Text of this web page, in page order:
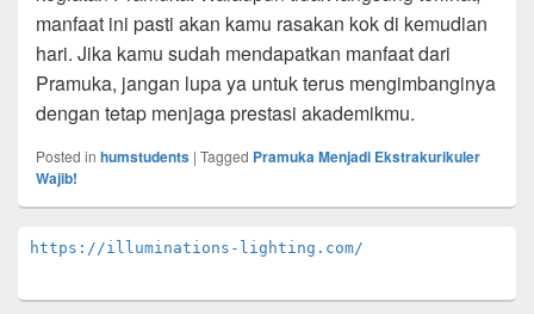
manfaat ini pasti akan kamu rasakan kok di kemudian
hari. Jika kamu sudah mendapatkan manfaat dari
Pramuka, jangan lupa ya untuk terus mengimbanginya
dengan tetap menjaga prestasi akademikmu.
Posted in humstudents | Tagged Pramuka Menjadi Ekstrakurikuler
Wajib!
Primary
Sidebar
Area
https://illuminations-lighting.com/